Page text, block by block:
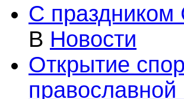
С праздником
В Новости
Открытие